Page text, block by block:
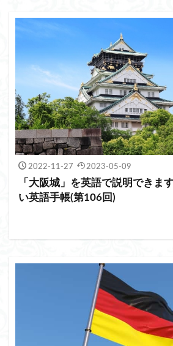
2022-11-27 2023-05-09
「大阪城」を英語で説明できま
い英語手帳(第106回)